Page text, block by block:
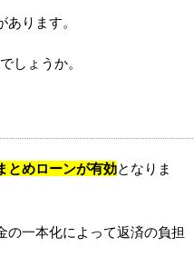
あります。
しょうか。
とめローンが有効となりま
の一本化によって返済の負担